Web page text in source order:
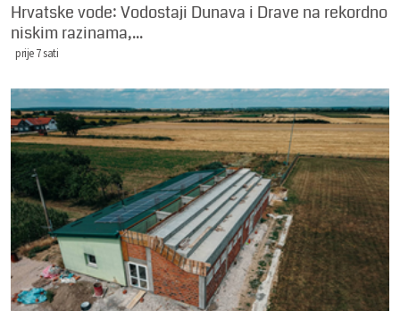
Hrvatske vode: Vodostaji Dunava i Drave na rekordno
niskim razinama,...
prije 7 sati